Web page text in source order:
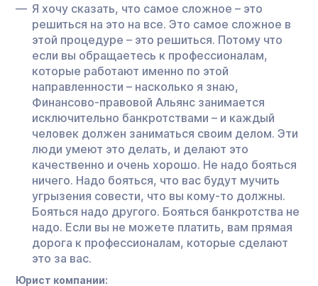
Я хочу сказать, что самое сложное – это
решиться на это на все. Это самое сложное в
этой процедуре – это решиться. Потому что
если вы обращаетесь к профессионалам,
которые работают именно по этой
направленности – насколько я знаю,
Финансово-правовой Альянс занимается
исключительно банкротствами – и каждый
человек должен заниматься своим делом. Эти
люди умеют это делать, и делают это
качественно и очень хорошо. Не надо бояться
ничего. Надо бояться, что вас будут мучить
угрызения совести, что вы кому-то должны.
Бояться надо другого. Бояться банкротства не
надо. Если вы не можете платить, вам прямая
дорога к профессионалам, которые сделают
это за вас.
Юрист компании: